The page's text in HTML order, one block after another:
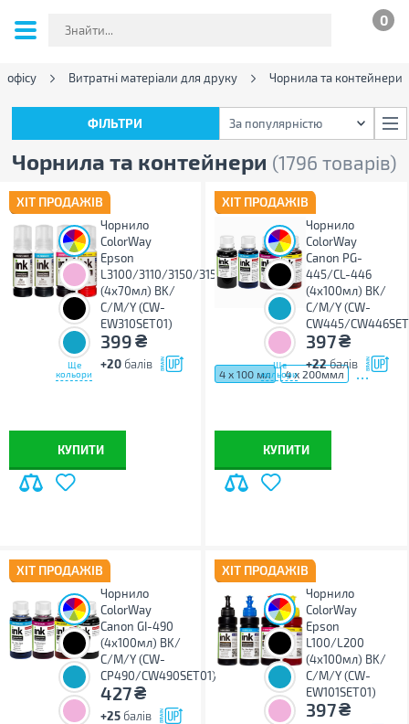
0
офісу Витратні матеріали для друку Чорнила та контейнери
Чорнила та контейнери (1796 товарів)
ФІЛЬТРИ За популярністю
ХІТ ПРОДАЖІВ
Ще
кольори
Чорнило
ColorWay
Epson
L3100/3110/3150/3151
(4х70мл) BK/
С/M/Y (CW-
EW310SET01)
399₴
+20 балів
КУПИТИ
ХІТ ПРОДАЖІВ
Ще
кольори
Чорнило
ColorWay
Canon PG-
445/CL-446
(4х100мл) BK/
С/M/Y (CW-
CW445/
397₴
+22балів
4 х 100 мл 4 х 200ммл ...
КУПИТИ
ХІТ ПРОДАЖІВ
Чорнило
ColorWay
Canon GI-490
(4х100мл) BK/
С/M/Y (CW-
CP490/CW490SET01)
427₴
+25 балів
ХІТ ПРОДАЖІВ
Чорнило
ColorWay
Epson
L100/L200
(4х100мл) BK/
С/M/Y (CW-
EW101SET01)
397₴
ФІЛЬТРИ За популярністю